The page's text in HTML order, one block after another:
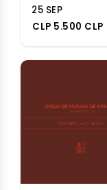
25 SEP
CLP 5.500 CLP